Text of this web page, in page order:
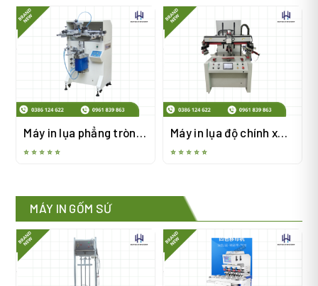
Máy in lụa phẳng tròn
2in1
⭐ ⭐ ⭐ ⭐ ⭐
Máy in lụa độ chính xác
cao mặt phẳng
⭐ ⭐ ⭐ ⭐ ⭐
MÁY IN GỐM SỨ